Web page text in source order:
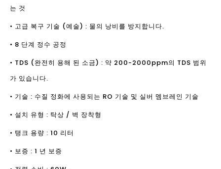
는 것
• 고급 복구 기술 (예술) : 물의 낭비를 방지합니다.
• 8 단계 정수 공정
• TDS (완전히 용해 된 소금) : 약 200-2000ppm의 TDS 범위
가 있습니다.
• 기술 : 수질 정화에 사용되는 RO 기술 및 실버 멤브레인 기술
• 설치 유형 : 탁상 / 벽 장착형
• 탱크 용량 : 10 리터
• 보증 : 1 년 보증